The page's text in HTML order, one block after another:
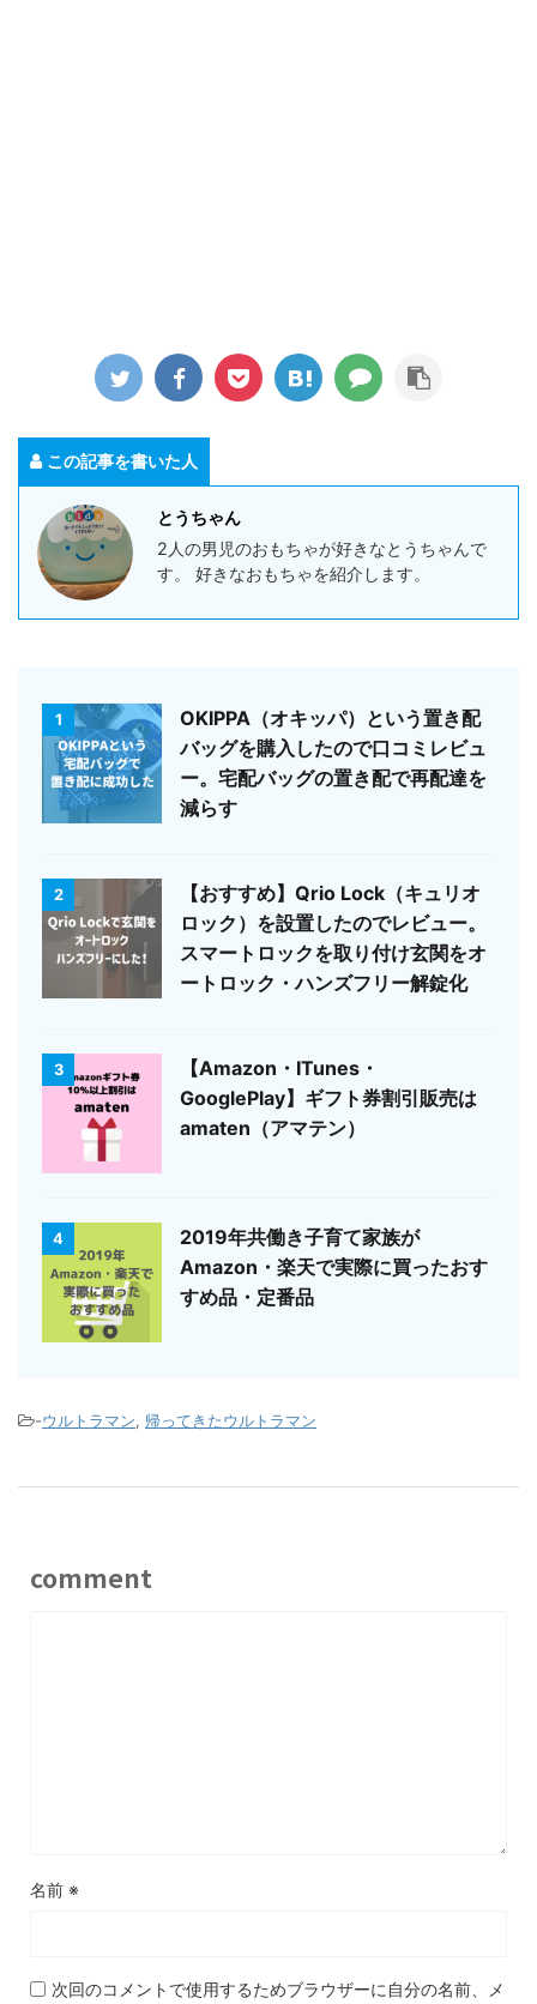
この記事を書いた人
とうちゃん
2人の男児のおもちゃが好きなとうちゃんで
す。 好きなおもちゃを紹介します。
1
OKIPPA（オキッパ）という置き配
バッグを購入したので口コミレビュ
ー。宅配バッグの置き配で再配達を
減らす
2
【おすすめ】Qrio Lock（キュリオ
ロック）を設置したのでレビュー。
スマートロックを取り付け玄関をオ
ートロック・ハンズフリー解錠化
3
【Amazon・ITunes・
GooglePlay】ギフト券割引販売は
amaten（アマテン）
4
2019年共働き子育て家族が
Amazon・楽天で実際に買ったおす
すめ品・定番品
-ウルトラマン, 帰ってきたウルトラマン
comment
名前 ※
次回のコメントで使用するためブラウザーに自分の名前、メ